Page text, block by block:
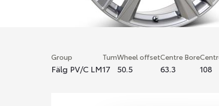
Group
Fälg PV/C LM
Tum
17
Wheel offset
50.5
Centre Bore
63.3 108